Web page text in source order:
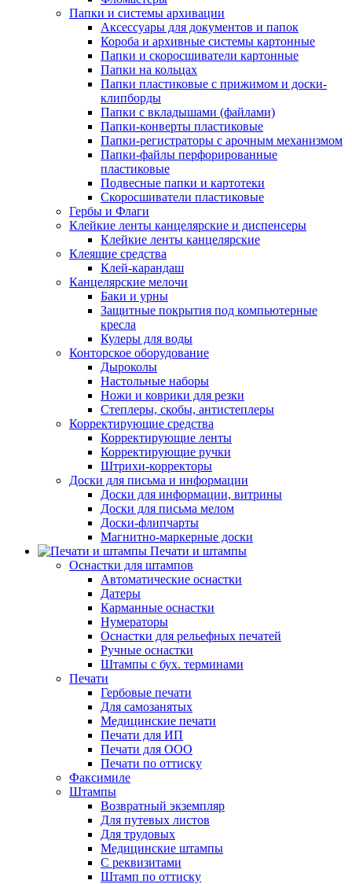
Папки и системы архивации
Аксессуары для документов и папок
Короба и архивные системы картонные
Папки и скоросшиватели картонные
Папки на кольцах
Папки пластиковые с прижимом и доски-
клипборды
Папки с вкладышами (файлами)
Папки-конверты пластиковые
Папки-регистраторы с арочным механизмом
Папки-файлы перфорированные
пластиковые
Подвесные папки и картотеки
Скоросшиватели пластиковые
Гербы и Флаги
Клейкие ленты канцелярские и диспенсеры
Клейкие ленты канцелярские
Клеящие средства
Клей-карандаш
Канцелярские мелочи
Баки и урны
Защитные покрытия под компьютерные
кресла
Кулеры для воды
Конторское оборудование
Дыроколы
Настольные наборы
Ножи и коврики для резки
Степлеры, скобы, антистеплеры
Корректирующие средства
Корректирующие ленты
Корректирующие ручки
Штрихи-корректоры
Доски для письма и информации
Доски для информации, витрины
Доски для письма мелом
Доски-флипчарты
Магнитно-маркерные доски
Печати и штампы
Оснастки для штампов
Автоматические оснастки
Датеры
Карманные оснастки
Нумераторы
Оснастки для рельефных печатей
Ручные оснастки
Штампы с бух. терминами
Печати
Гербовые печати
Для самозанятых
Медицинские печати
Печати для ИП
Печати для ООО
Печати по оттиску
Факсимиле
Штампы
Возвратный экземпляр
Для путевых листов
Для трудовых
Медицинские штампы
С реквизитами
Штамп по оттиску